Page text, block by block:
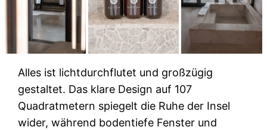
Alles ist lichtdurchflutet und großzügig
gestaltet. Das klare Design auf 107
Quadratmetern spiegelt die Ruhe der Insel
wider, während bodentiefe Fenster und